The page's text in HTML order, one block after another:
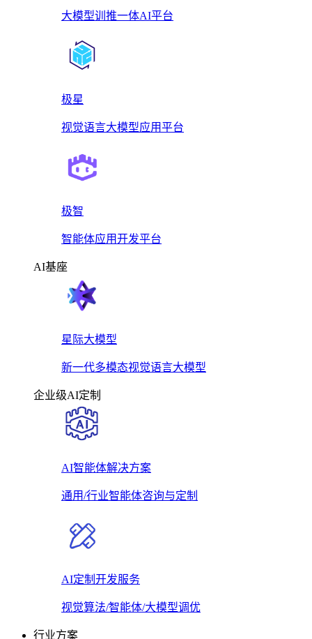
大模型训推一体AI平台
极星
视觉语言大模型应用平台
极智
智能体应用开发平台
AI基座
星际大模型
新一代多模态视觉语言大模型
企业级AI定制
AI智能体解决方案
通用/行业智能体咨询与定制
AI定制开发服务
视觉算法/智能体/大模型调优
行业方案